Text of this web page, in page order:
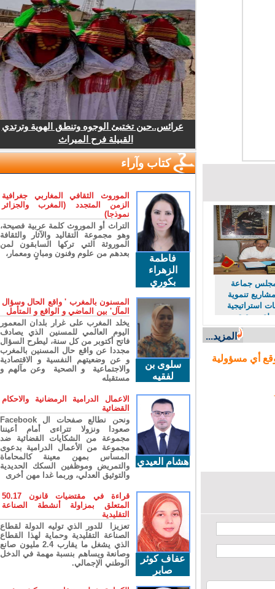
جماعة
تنموية
وتحقيق
المزيد...
أي مسؤولية
عرائس..حين تختبئ الوجوه وتنطق الهوية وترتدي
القبيلة فرح الميراث
كتاب وآراء
فاطمة
الزهراء
بكوري
الموروث الثقافي المغاربي جغرافية
الزمن المتجدد (المغرب والجزائر
نموذجا)
التراث أو الموروث كلمة عربية فصيحة،
وهو مجموعة التقاليد والآثار والثقافة
الموروثة التي تركها السابقون لمن
بعدهم من علوم وفنون ومبانٍ ومعمار،
سلوى بن
لفقيه
المسنون بالمغرب ' واقع الحال وسؤال
المآل' بين الماضي و الواقع و المتأمل
يخلد المغرب على غرار بلدان المعمور
اليوم العالمي للمسنين الذي يصادف
فاتح أكتوبر من كل سنة، ليطرح السؤال
مجددا عن واقع حال المسنين بالمغرب
و عن وضعيتهم النفسية و الاقتصادية
والاجتماعية و الصحية وعن مآلهم و
مستقبله
هشام العيدي
الاعمال الدرامية الرمضانية والاحكام
القضائية
ونحن نطالع صفحات ال Facebook
صعودا ونزولا تتراءى أمام أعيننا
مجموعة من الشكايات القضائية ضد
مجموعة من الأعمال الدرامية بدعوى
المساس بمهن معينة كالمحاماة
والتمريض وموظفين السكك الحديدية
والتوثيق العدلي، وربما غدا مهن أخرى
عفاف كوثر
صابر
قراءة في مقتضيات قانون 50.17
المتعلق بمزاولة أنشطة الصناعة
التقليدية
تعزيزا للدور الذي توليه الدولة لقطاع
الصناعة التقليدية وحماية لهذا القطاع
الذي يشغل ما يقارب 2.4 مليون صانع
وصانعة ويساهم بنسبة مهمة في الدخل
الوطني الإجمالي.